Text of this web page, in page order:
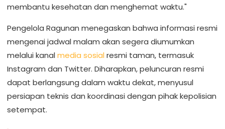
membantu kesehatan dan menghemat waktu."
Pengelola Ragunan menegaskan bahwa informasi resmi
mengenai jadwal malam akan segera diumumkan
melalui kanal media sosialresmi taman, termasuk
Instagram dan Twitter. Diharapkan, peluncuran resmi
dapat berlangsung dalam waktu dekat, menyusul
persiapan teknis dan koordinasi dengan pihak kepolisian
setempat.